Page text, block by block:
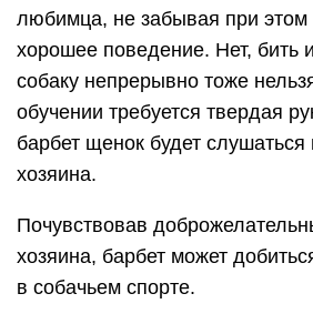
любимца, не забывая при этом
хорошее поведение. Нет, бить
собаку непрерывно тоже
обучении требуется твердая
барбет щенок будет слушаться
хозяина.
Почувствовав
хозяина, барбет может
в собачьем спорте.